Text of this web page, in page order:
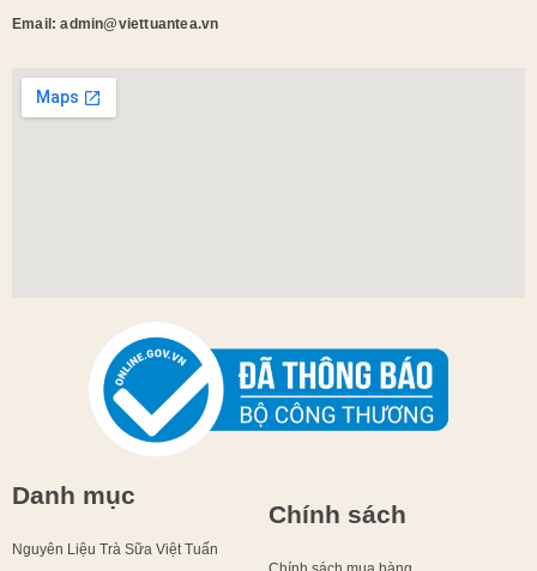
Email: admin@viettuantea.vn
Danh mục
Nguyên Liệu Trà Sữa Việt Tuấn
Chính sách